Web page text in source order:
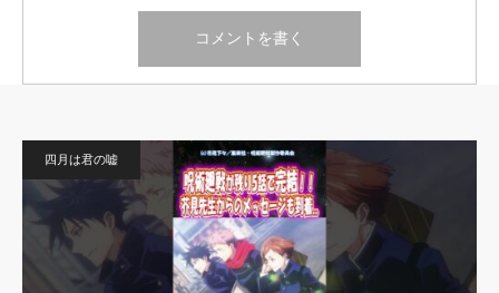
四月は君の嘘